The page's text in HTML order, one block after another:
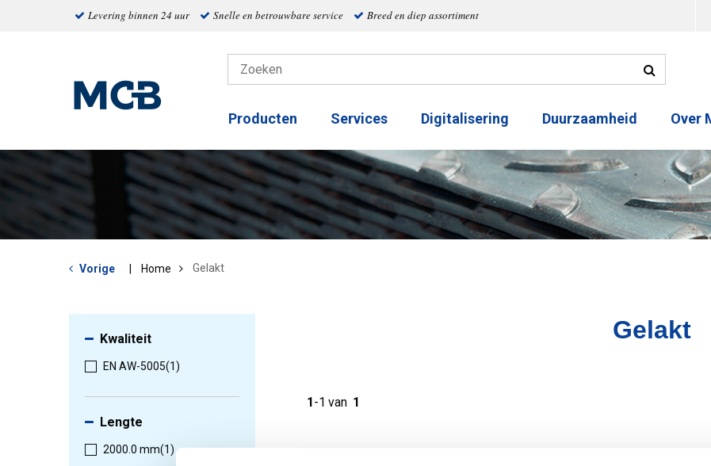
Levering binnen 24 uur Snelle en betrouwbare service Breed en diep assortiment
Producten Services Digitalisering Duurzaamheid Over
Vorige Home Gelakt
Kwaliteit
EN AW-5005(1)
Lengte
2000.0 mm(1)
Gelakt
1 -1 van 1